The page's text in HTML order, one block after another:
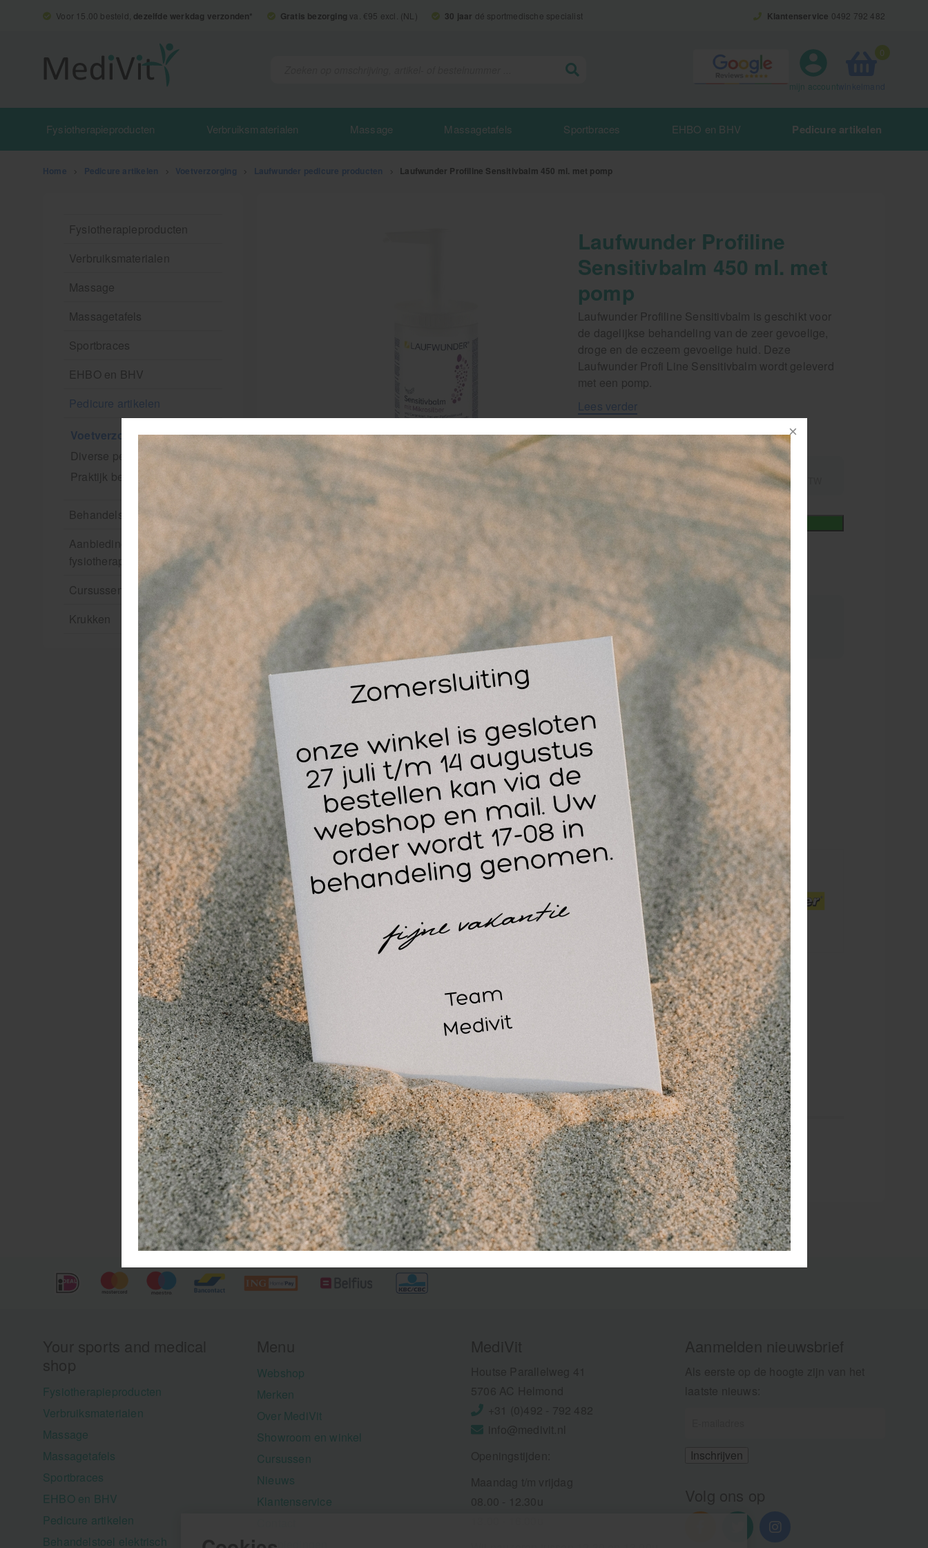
Voor 15.00 besteld, dezelfde werkdag verzonden* Gratis bezorging va. €95 excl. (NL) 30 jaar dé sportmedische specialist Klantenservice 0492 792 482
0
mijn account
Fysiotherapieproducten Verbruiksmaterialen Massage Massagetafels Sportbraces EHBO en BHV Pedicure artikelen
Home Pedicure artikelen Voetverzorging Laufwunder pedicure producten Laufwunder Profiline Sensitivbalm 450 ml. met pomp
Fysiotherapieproducten
Verbruiksmaterialen
Massage
Massagetafels
Sportbraces
EHBO en BHV
Pedicure artikelen
Voetverzorging
Diverse pedicure producten
Praktijk benodigdheden
Behandelstoel elektrisch
Aanbiedingen groothandel
fysiotherapie en massage
Cursussen
Krukken
Laufwunder Profiline
Sensitivbalm 450 ml. met
pomp
Laufwunder Profiline Sensitivbalm is geschikt voor
de dagelijkse behandeling van de zeer gevoelige,
droge en de eczeem gevoelige huid. Deze
Laufwunder Profi Line Sensitivbalm wordt geleverd
met een pomp.
Lees verder
Artikelnummer 106673
41,28 21% BTW 49,95 incl.
21% BTW
In winkelmand
favoriet
Staffelkorting
Vanaf 2 stuks 37,15 (-10 %)
Levertijd
1-2 werkdagen
GRATIS
bezorging va. €95,- excl. btw
14 dagen
retourgarantie
30 jaar
dé paramedisch specialist
Laufwunder Profiline Sensitivbalm 450 ml. met pomp.
Laufwunder Profiline Sensitivbalm bevat deeltjes microzilver met een hoge
zuiverheid en ceramiden. De deeltjes micro-zilver stabiliseren de huidflora
waardoor de huid rustiger wordt. Bovendien zorgen plantaardige
bestanddelen in combinatie met oliën en vetten voor een verhoging van de
huidvochtigheid. Laufwunder Profiline Sensitivbalm is ook geschikt voor de
verzorging van de huid bij constitutioneel of atopisch eczeem.
Laufwunder Sensitivbalm is elmulgatorarm, vrij van parfumoliën en kleurstoffen.
Voordelen Laufwunder Profiline Sensitivbalm:
vrij van parfum
bevat geen kleurstoffen
Fysiotherapieproducten
Verbruiksmaterialen
Massage
Massagetafels
Sportbraces
EHBO en BHV
Pedicure artikelen
Behandelstoel elektrisch
Webshop
Merken
Over MediVit
Showroom en winkel
Cursussen
Nieuws
Klantenservice
Aanbiedingen